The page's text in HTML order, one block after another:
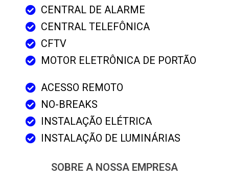
CENTRAL DE ALARME
CENTRAL TELEFÔNICA
CFTV
MOTOR ELETRÔNICA DE PORTÃO
ACESSO REMOTO
NO-BREAKS
INSTALAÇÃO ELÉTRICA
INSTALAÇÃO DE LUMINÁRIAS
SOBRE A NOSSA EMPRESA